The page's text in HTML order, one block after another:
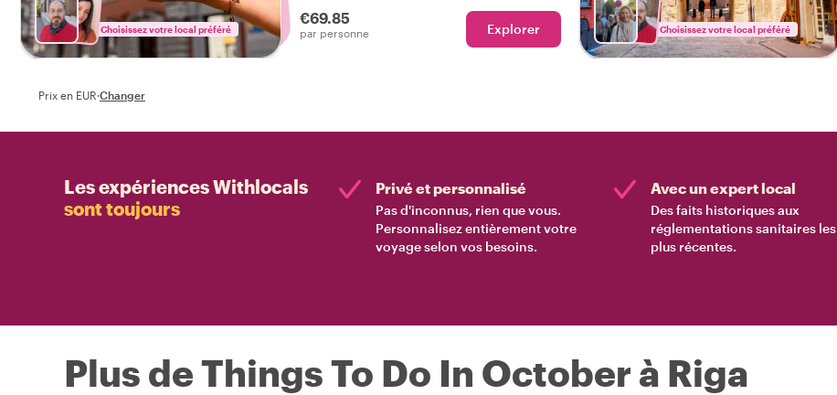
Choisissez votre local préféré
gastronomique à Riga.
€69.85
par personne Explorer Choisissez votre local préféré
Prix en EUR·Changer
Les expériences Withlocals
sont toujours
Privé et personnalisé
Pas d'inconnus, rien que vous.
Personnalisez entièrement votre
voyage selon vos besoins.
Avec un expert local
Des faits historiques aux
réglementations sanitaires les
plus récentes.
Plus de Things To Do In October à Riga